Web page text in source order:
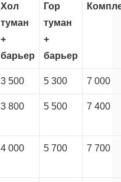
Хол
туман
+
барьер
Гор
туман
+
барьер
3 500 5 300 7 000
3 800 5 500 7 400
4 000 5 700 7 700